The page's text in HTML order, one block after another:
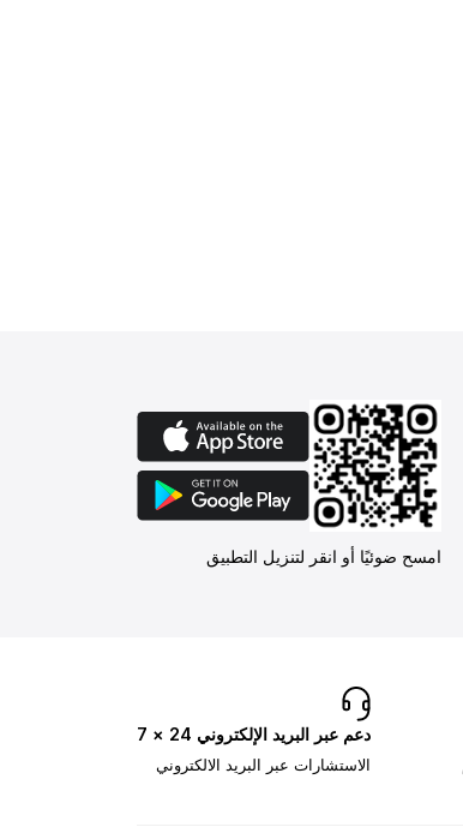
امسح ضوئيًا أو انقر لتنزيل التطبيق
دعم عبر البريد الإلكتروني 24 × 7
الاستشارات عبر البريد الالكتروني